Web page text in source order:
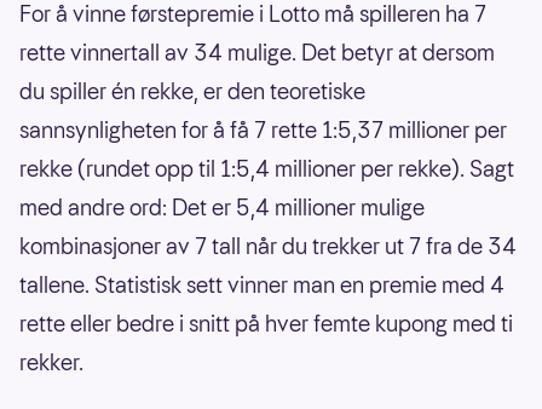
For å vinne førstepremie i Lotto må spilleren ha 7
rette vinnertall av 34 mulige. Det betyr at dersom
du spiller én rekke, er den teoretiske
sannsynligheten for å få 7 rette 1:5,37 millioner per
rekke (rundet opp til 1:5,4 millioner per rekke). Sagt
med andre ord: Det er 5,4 millioner mulige
kombinasjoner av 7 tall når du trekker ut 7 fra de 34
tallene. Statistisk sett vinner man en premie med 4
rette eller bedre i snitt på hver femte kupong med ti
rekker.